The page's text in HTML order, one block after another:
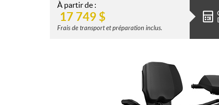
À partir de :
17 749 $
Frais de transport et préparation inclus.